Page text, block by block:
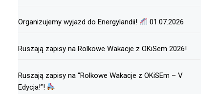
Organizujemy wyjazd do Energylandii! 01.07.2026
Ruszają zapisy na Rolkowe Wakacje z OKiSem 2026!
Ruszają zapisy na “Rolkowe Wakacje z OKiSEm – V
Edycja!”!